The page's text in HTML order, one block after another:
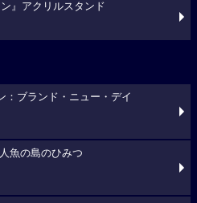
』アクリルスタンド
ブランド・ニュー・デイ
魚の島のひみつ